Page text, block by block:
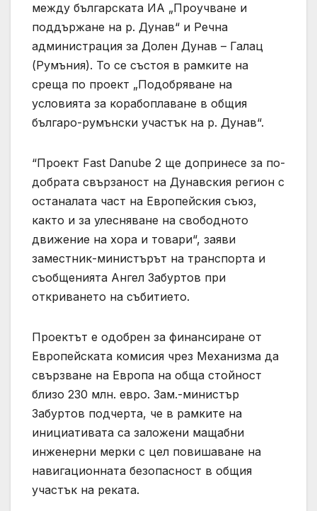
между българската ИА „Проучване и
поддържане на р. Дунав“ и Речна
администрация за Долен Дунав – Галац
(Румъния). То се състоя в рамките на
среща по проект „Подобряване на
условията за корабоплаване в общия
българо-румънски участък на р. Дунав“.
“Проект Fast Danube 2 ще допринесе за по-
добрата свързаност на Дунавския регион с
останалата част на Европейския съюз,
както и за улесняване на свободното
движение на хора и товари“, заяви
заместник-министърът на транспорта и
съобщенията Ангел Забуртов при
откриването на събитието.
Проектът е одобрен за финансиране от
Европейската комисия чрез Механизма да
свързване на Европа на обща стойност
близо 230 млн. евро. Зам.-министър
Забуртов подчерта, че в рамките на
инициативата са заложени мащабни
инженерни мерки с цел повишаване на
навигационната безопасност в общия
участък на реката.